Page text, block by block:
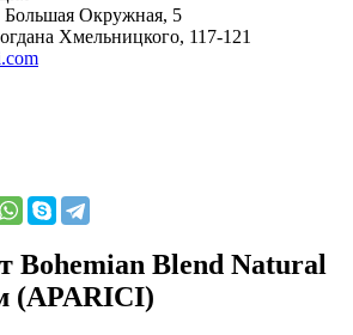
Большая Окружная, 5
Хмельницкого, 117-121
Bohemian Blend Natural
(APARICI)